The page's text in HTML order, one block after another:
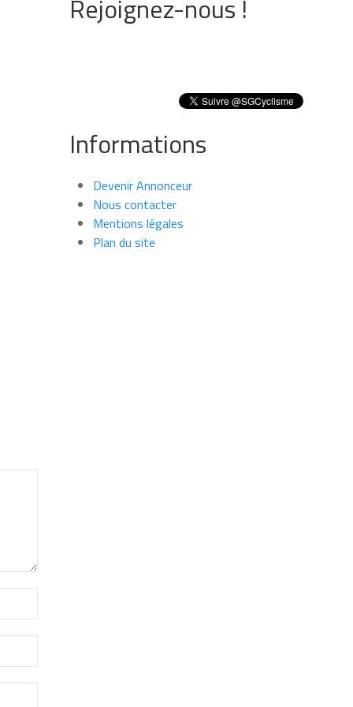
Rejoignez-nous !
Informations
Devenir Annonceur
Nous contacter
Mentions légales
Plan du site